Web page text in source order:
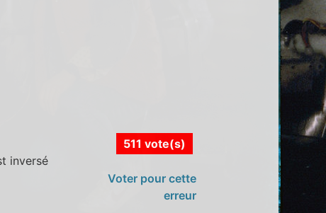
inversé
511 vote(s)
Voter pour cette
erreur